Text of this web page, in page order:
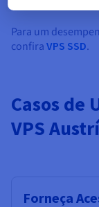
Para um
confira VPS SSD.
Casos de
VPS
Forneça